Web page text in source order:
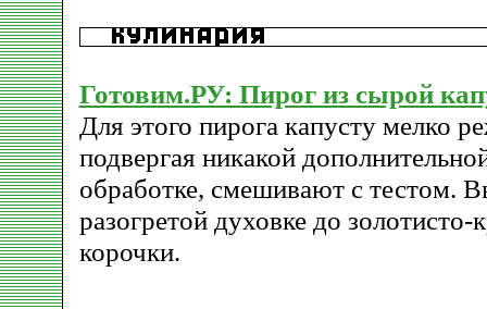
Готовим.РУ: Пирог из сырой
Для этого пирога капусту мелко
подвергая никакой
обработке, смешивают с тестом.
разогретой духовке до золотисто-
корочки.